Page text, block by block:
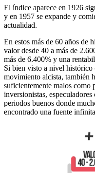
El índice aparece en 1926
y en 1957 se expande y
actualidad.
En estos más de 60 años de
valor desde 40 a más de
más de 6.400% y una
Si bien visto a nivel histórico
movimiento alcista, también
suficientemente malos como
inversionistas,
periodos buenos donde
encontrado una fuente